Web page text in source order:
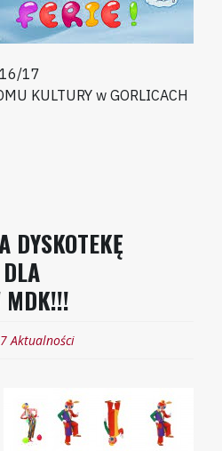
17
KULTURY w GORLICACH
DYSKOTEKĘ
MDK!!!
Aktualności